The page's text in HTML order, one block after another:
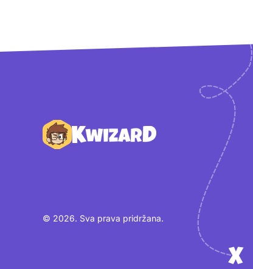
Podnožje
© 2026. Sva prava pridržana.